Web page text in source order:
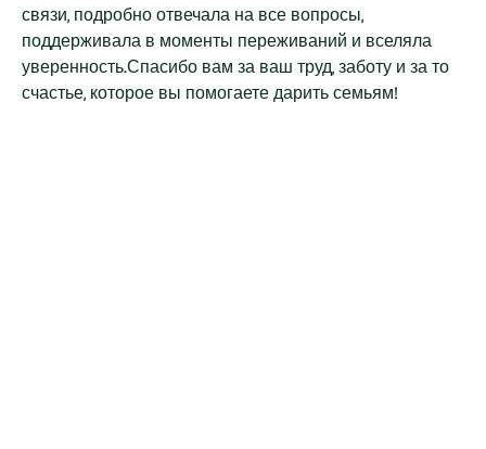
связи, подробно отвечала на все вопросы,
поддерживала в моменты переживаний и вселяла
уверенность.Спасибо вам за ваш труд, заботу и за то
счастье, которое вы помогаете дарить семьям!